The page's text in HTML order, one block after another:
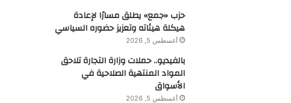
حزب «جمع» يطلق مسارًا لإعادة
هيكلة هيئاته وتعزيز حضوره السياسي
أغسطس 5, 2026
بالفيديو.. حملات وزارة التجارة تلاحق
المواد المنتهية الصلاحية في
الأسواق
أغسطس 5, 2026